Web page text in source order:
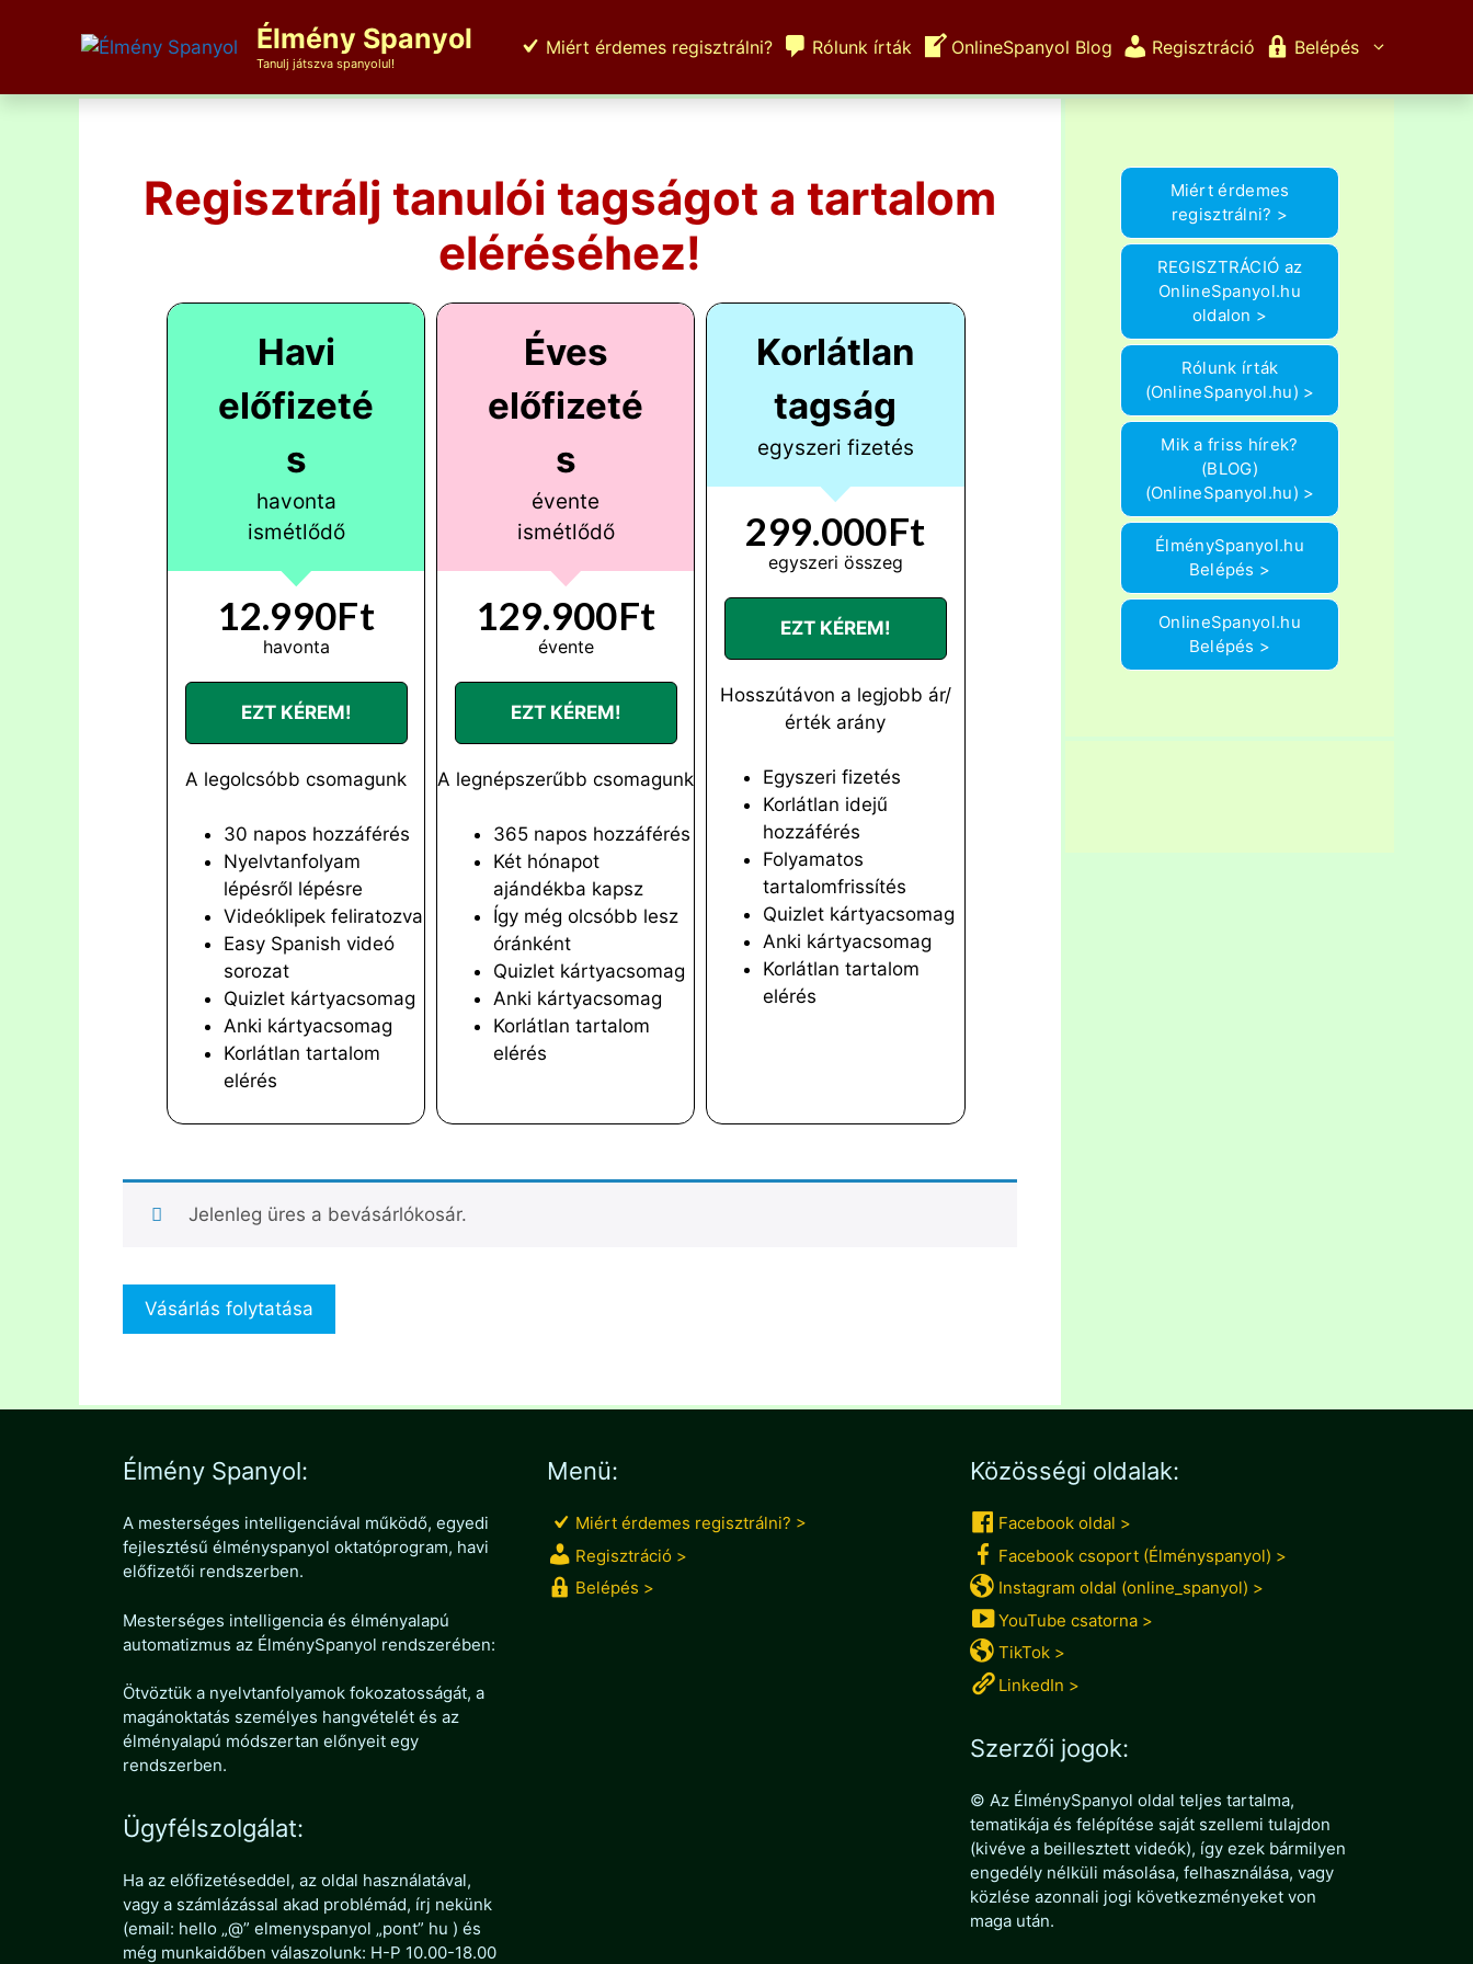
Élmény Spanyol
Tanulj játszva spanyolul!
Miért érdemes regisztrálni? Rólunk írták OnlineSpanyol Blog Regisztráció Belépés
Regisztrálj tanulói tagságot a tartalom
eléréséhez!
Havi
előfizeté
s
havonta
ismétlődő
12.990Ft
havonta
EZT KÉREM!
A legolcsóbb csomagunk
30 napos hozzáférés
Nyelvtanfolyam
lépésről lépésre
Videóklipek feliratozva
Easy Spanish videó
sorozat
Quizlet kártyacsomag
Anki kártyacsomag
Korlátlan tartalom
elérés
Éves
előfizeté
s
évente
ismétlődő
129.900Ft
évente
EZT KÉREM!
A legnépszerűbb csomagunk
365 napos hozzáférés
Két hónapot
ajándékba kapsz
Így még olcsóbb lesz
óránként
Quizlet kártyacsomag
Anki kártyacsomag
Korlátlan tartalom
elérés
Korlátlan
tagság
egyszeri fizetés
299.000Ft
egyszeri összeg
EZT KÉREM!
Hosszútávon a legjobb ár/
érték arány
Egyszeri fizetés
Korlátlan idejű
hozzáférés
Folyamatos
tartalomfrissítés
Quizlet kártyacsomag
Anki kártyacsomag
Korlátlan tartalom
elérés
Jelenleg üres a bevásárlókosár.
Vásárlás folytatása
Miért érdemes
regisztrálni? >
REGISZTRÁCIÓ az
OnlineSpanyol.hu
oldalon >
Rólunk írták
(OnlineSpanyol.hu) >
Mik a friss hírek?
(BLOG)
(OnlineSpanyol.hu) >
ÉlménySpanyol.hu
Belépés >
OnlineSpanyol.hu
Belépés >
Élmény Spanyol:
A mesterséges intelligenciával működő, egyedi
fejlesztésű élményspanyol oktatóprogram, havi
előfizetői rendszerben.
Mesterséges intelligencia és élményalapú
automatizmus az ÉlménySpanyol rendszerében:
Ötvöztük a nyelvtanfolyamok fokozatosságát, a
magánoktatás személyes hangvételét és az
élményalapú módszertan előnyeit egy
rendszerben.
Ügyfélszolgálat:
Ha az előfizetéseddel, az oldal használatával,
vagy a számlázással akad problémád, írj nekünk
(email: hello „@” elmenyspanyol „pont” hu ) és
még munkaidőben válaszolunk: H-P 10.00-18.00
Menü:
Miért érdemes regisztrálni? >
Regisztráció >
Belépés >
Közösségi oldalak:
Facebook oldal >
Facebook csoport (Élményspanyol) >
Instagram oldal (online_spanyol) >
YouTube csatorna >
TikTok >
LinkedIn >
Szerzői jogok:
© Az ÉlménySpanyol oldal teljes tartalma,
tematikája és felépítése saját szellemi tulajdon
(kivéve a beillesztett videók), így ezek bármilyen
engedély nélküli másolása, felhasználása, vagy
közlése azonnali jogi következményeket von
maga után.